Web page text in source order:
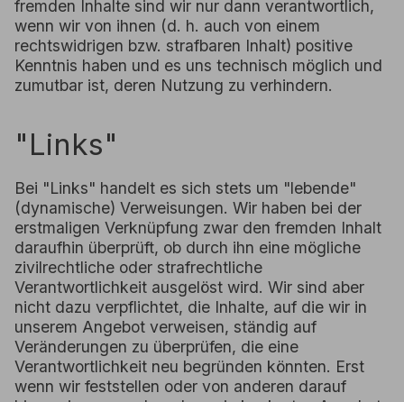
fremden Inhalte sind wir nur dann verantwortlich,
wenn wir von ihnen (d. h. auch von einem
rechtswidrigen bzw. strafbaren Inhalt) positive
Kenntnis haben und es uns technisch möglich und
zumutbar ist, deren Nutzung zu verhindern.
"Links"
Bei "Links" handelt es sich stets um "lebende"
(dynamische) Verweisungen. Wir haben bei der
erstmaligen Verknüpfung zwar den fremden Inhalt
daraufhin überprüft, ob durch ihn eine mögliche
zivilrechtliche oder strafrechtliche
Verantwortlichkeit ausgelöst wird. Wir sind aber
nicht dazu verpflichtet, die Inhalte, auf die wir in
unserem Angebot verweisen, ständig auf
Veränderungen zu überprüfen, die eine
Verantwortlichkeit neu begründen könnten. Erst
wenn wir feststellen oder von anderen darauf